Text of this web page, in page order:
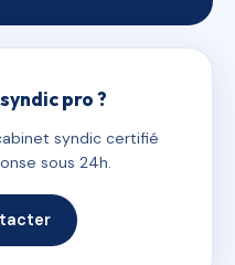
pro ?
syndic certifié
sous 24h.